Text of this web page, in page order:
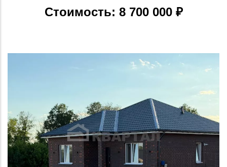
Стоимость: 8 700 000 ₽